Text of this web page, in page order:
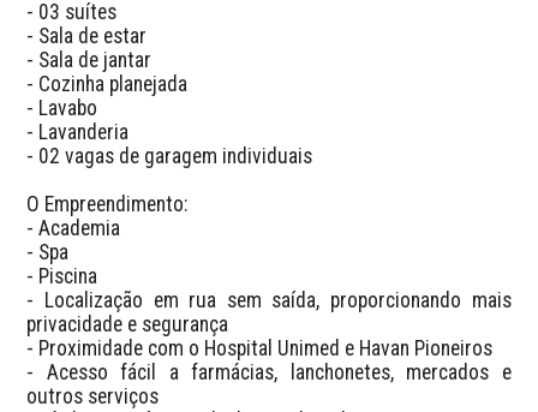
- 03 suítes
- Sala de estar
- Sala de jantar
- Cozinha planejada
- Lavabo
- Lavanderia
- 02 vagas de garagem individuais
O Empreendimento:
- Academia
- Spa
- Piscina
- Localização em rua sem saída, proporcionando mais
privacidade e segurança
- Proximidade com o Hospital Unimed e Havan Pioneiros
- Acesso fácil a farmácias, lanchonetes, mercados e
outros serviços